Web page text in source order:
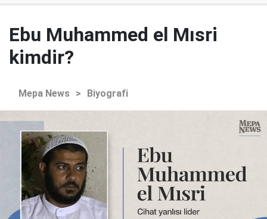
Ebu Muhammed el Mısri
kimdir?
Mepa News > Biyografi